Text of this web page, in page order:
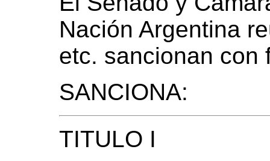
Nación Argentina
etc. sancionan con
SANCIONA:
TITULO I